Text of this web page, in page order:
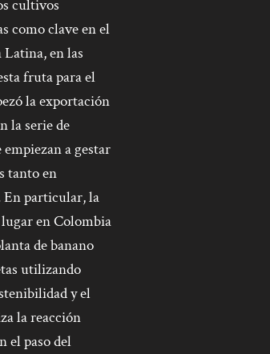
cultivos
como clave en el
en las
fruta para el
la exportación
la serie de
a gestar
tanto en
En particular, la
lugar en Colombia
de banano
utilizando
y el
la reacción
el paso del